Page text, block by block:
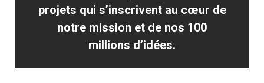
projets qui s’inscrivent au cœur de
notre mission et de nos 100
millions d’idées.